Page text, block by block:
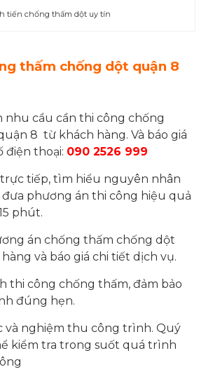
tiến chống thấm dột uy tín
thấm chống dột quận 8
nhu cầu cần thi công chống
8 từ khách hàng. Và báo giá
điện thoại: 090 2526 999
trực tiếp, tìm hiểu nguyên nhân
phương án thi công hiệu quả
phút.
án chống thấm chống dột
và báo giá chi tiết dịch vụ.
thi công chống thấm, đảm bảo
đúng hẹn.
và nghiệm thu công trình. Quý
kiểm tra trong suốt quá trình